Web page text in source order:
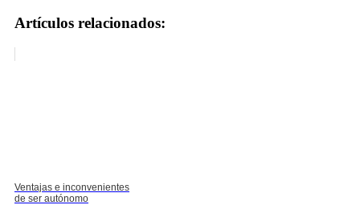
Artículos relacionados:
Ventajas e inconvenientes
de ser autónomo